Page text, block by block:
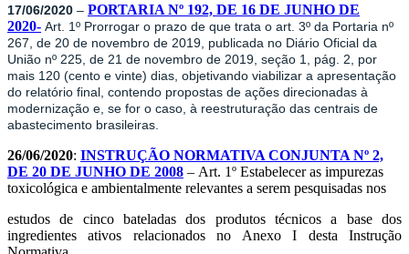
17/06/2020 – PORTARIA Nº 192, DE 16 DE JUNHO DE
2020- Art. 1º Prorrogar o prazo de que trata o art. 3º da Portaria nº
267, de 20 de novembro de 2019, publicada no Diário Oficial da
União nº 225, de 21 de novembro de 2019, seção 1, pág. 2, por
mais 120 (cento e vinte) dias, objetivando viabilizar a apresentação
do relatório final, contendo propostas de ações direcionadas à
modernização e, se for o caso, à reestruturação das centrais de
abastecimento brasileiras.
26/06/2020: INSTRUÇÃO NORMATIVA CONJUNTA Nº 2,
DE 20 DE JUNHO DE 2008 – Art. 1º Estabelecer as impurezas
toxicológica e ambientalmente relevantes a serem pesquisadas nos
estudos de cinco bateladas dos produtos técnicos a base dos
ingredientes ativos relacionados no Anexo I desta Instrução